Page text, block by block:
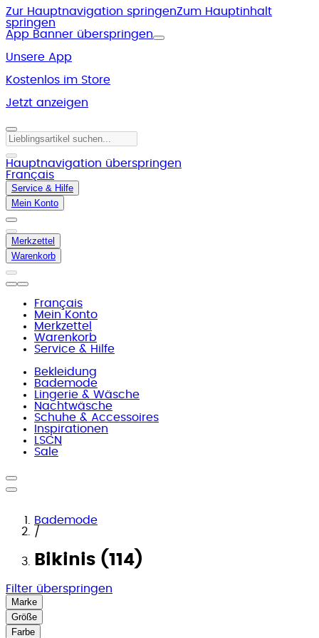
Zur Hauptnavigation springenZum Hauptinhalt
springen
App Banner überspringen
Unsere App
Kostenlos im Store
Jetzt anzeigen
Hauptnavigation überspringen
Français
Service & Hilfe
Mein Konto
Merkzettel
Warenkorb
Français
Mein Konto
Merkzettel
Warenkorb
Service & Hilfe
Bekleidung
Bademode
Lingerie & Wäsche
Nachtwäsche
Schuhe & Accessoires
Inspirationen
LSCN
Sale
Bademode
/
Bikinis (114)
Filter überspringen
Marke
Größe
Farbe